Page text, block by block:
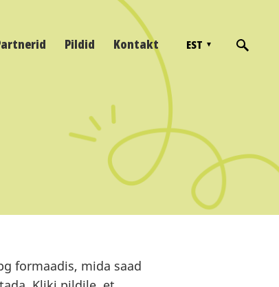
Pildid Kontakt EST
formaadis, mida saad